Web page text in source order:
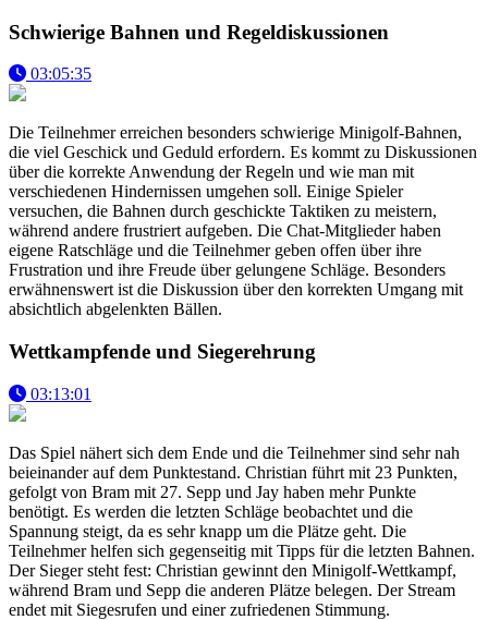
Schwierige Bahnen und Regeldiskussionen
03:05:35
Die Teilnehmer erreichen besonders schwierige Minigolf-Bahnen,
die viel Geschick und Geduld erfordern. Es kommt zu Diskussionen
über die korrekte Anwendung der Regeln und wie man mit
verschiedenen Hindernissen umgehen soll. Einige Spieler
versuchen, die Bahnen durch geschickte Taktiken zu meistern,
während andere frustriert aufgeben. Die Chat-Mitglieder haben
eigene Ratschläge und die Teilnehmer geben offen über ihre
Frustration und ihre Freude über gelungene Schläge. Besonders
erwähnenswert ist die Diskussion über den korrekten Umgang mit
absichtlich abgelenkten Bällen.
Wettkampfende und Siegerehrung
03:13:01
Das Spiel nähert sich dem Ende und die Teilnehmer sind sehr nah
beieinander auf dem Punktestand. Christian führt mit 23 Punkten,
gefolgt von Bram mit 27. Sepp und Jay haben mehr Punkte
benötigt. Es werden die letzten Schläge beobachtet und die
Spannung steigt, da es sehr knapp um die Plätze geht. Die
Teilnehmer helfen sich gegenseitig mit Tipps für die letzten Bahnen.
Der Sieger steht fest: Christian gewinnt den Minigolf-Wettkampf,
während Bram und Sepp die anderen Plätze belegen. Der Stream
endet mit Siegesrufen und einer zufriedenen Stimmung.